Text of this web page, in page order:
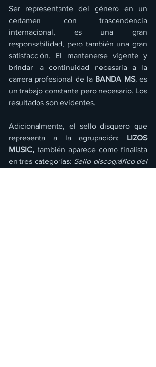
Ser representante del género en un
certamen con trascendencia
internacional, es una gran
responsabilidad, pero también una gran
satisfacción. El mantenerse vigente y
brindar la continuidad necesaria a la
carrera profesional de la BANDA MS, es
un trabajo constante pero necesario. Los
resultados son evidentes.
Adicionalmente, el sello disquero que
representa a la agrupación: LIZOS
MUSIC, también aparece como finalista
en tres categorías: Sello discográfico del